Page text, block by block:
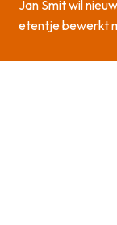
Jan Smit wil
etentje bewerkt